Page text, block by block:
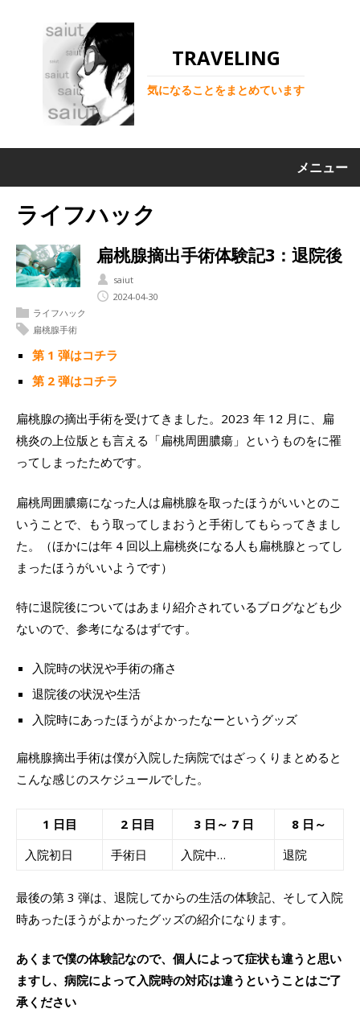
TRAVELING
気になることをまとめています
メニュー
ライフハック
扁桃腺摘出手術体験記3：退院後
saiut
2024-04-30
ライフハック
扁桃腺手術
第 1 弾はコチラ
第 2 弾はコチラ
扁桃腺の摘出手術を受けてきました。2023 年 12 月に、扁
桃炎の上位版とも言える「扁桃周囲膿瘍」というものをに罹
ってしまったためです。
扁桃周囲膿瘍になった人は扁桃腺を取ったほうがいいとのこ
いうことで、もう取ってしまおうと手術してもらってきまし
た。（ほかには年 4 回以上扁桃炎になる人も扁桃腺とってし
まったほうがいいようです）
特に退院後についてはあまり紹介されているブログなども少
ないので、参考になるはずです。
入院時の状況や手術の痛さ
退院後の状況や生活
入院時にあったほうがよかったなーというグッズ
扁桃腺摘出手術は僕が入院した病院ではざっくりまとめると
こんな感じのスケジュールでした。
1 日目 2 日目 3 日～ 7 日
8 日～
入院初日
手術日 入院中… 退院
最後の第 3 弾は、退院してからの生活の体験記、そして入院
時あったほうがよかったグッズの紹介になります。
あくまで僕の体験記なので、個人によって症状も違うと思い
ますし、病院によって入院時の対応は違うということはご了
承ください